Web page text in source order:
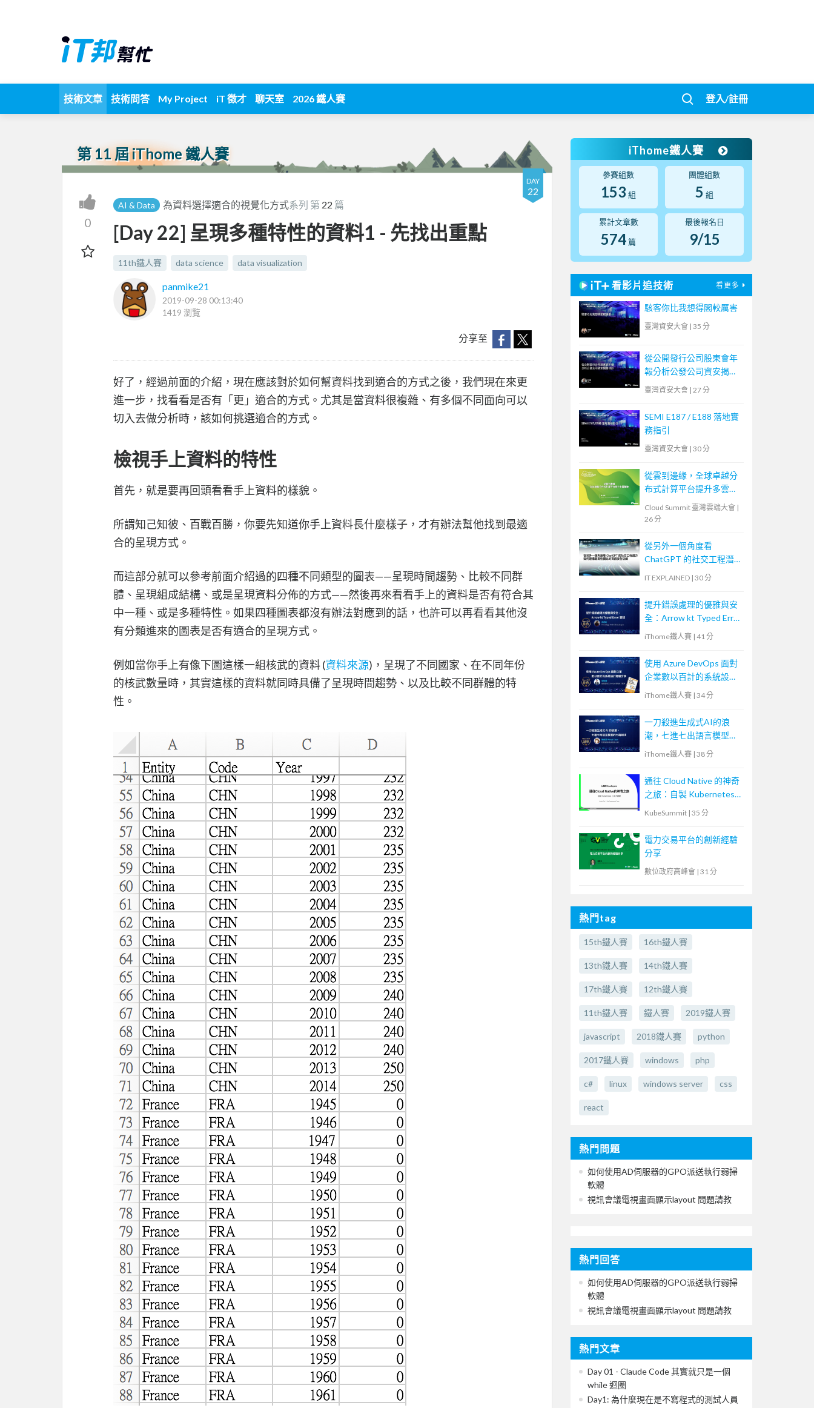
技術文章 技術問答 My Project iT 徵才 聊天室 2026 鐵人賽 登入/註冊
第 11 屆 iThome 鐵人賽
DAY
22
0
AI & Data 為資料選擇適合的視覺化方式系列 第 22 篇
[Day 22] 呈現多種特性的資料1 - 先找出重點
11th鐵人賽 data science data visualization
panmike21
2019-09-28 00:13:40
1419 瀏覽
分享至
好了，經過前面的介紹，現在應該對於如何幫資料找到適合的方式之後，我們現在來更
進一步，找看看是否有「更」適合的方式。尤其是當資料很複雜、有多個不同面向可以
切入去做分析時，該如何挑選適合的方式。
檢視手上資料的特性
首先，就是要再回頭看看手上資料的樣貌。
所謂知己知彼、百戰百勝，你要先知道你手上資料長什麼樣子，才有辦法幫他找到最適
合的呈現方式。
而這部分就可以參考前面介紹過的四種不同類型的圖表——呈現時間趨勢、比較不同群
體、呈現組成結構、或是呈現資料分佈的方式——然後再來看看手上的資料是否有符合其
中一種、或是多種特性。如果四種圖表都沒有辦法對應到的話，也許可以再看看其他沒
有分類進來的圖表是否有適合的呈現方式。
例如當你手上有像下圖這樣一組核武的資料 (資料來源)，呈現了不同國家、在不同年份
的核武數量時，其實這樣的資料就同時具備了呈現時間趨勢、以及比較不同群體的特
性。
iThome鐵人賽
參賽組數
153 組
團體組數
5 組
累計文章數
574 篇
最後報名日
9/15
看影片追技術 看更多
駭客你比我想得閣較厲害
臺灣資安大會 | 35 分
從公開發行公司股東會年
報分析公發公司資安揭露
情形
臺灣資安大會 | 27 分
SEMI E187 / E188 落地實
務指引
臺灣資安大會 | 30 分
從雲到邊緣，全球卓越分
布式計算平台提升多雲體
Cloud Summit 臺灣雲端大會 |
26 分
從另外一個角度看
ChatGPT 的社交工程潛
力—如何建構最高性價比
IT EXPLAINED | 30 分
提升錯誤處理的優雅與安
全：Arrow kt Typed Error
iThome鐵人賽 | 41 分
使用 Azure DevOps 面對
企業數以百計的系統設計
經驗分享
iThome鐵人賽 | 34 分
一刀殺進生成式AI的浪
潮，七進七出語言模型的
七路劍法
iThome鐵人賽 | 38 分
通往 Cloud Native 的神奇
之旅：自製 Kubernetes
KubeSummit | 35 分
電力交易平台的創新經驗
分享
數位政府高峰會 | 31 分
熱門tag
15th鐵人賽 16th鐵人賽
13th鐵人賽 14th鐵人賽
17th鐵人賽 12th鐵人賽
11th鐵人賽 鐵人賽 2019鐵人賽
javascript 2018鐵人賽 python
2017鐵人賽 windows php
c# linux windows server css
react
熱門問題
如何使用AD伺服器的GPO派送執行弱掃
軟體
視訊會議電視畫面顯示layout 問題請教
熱門回答
如何使用AD伺服器的GPO派送執行弱掃
軟體
視訊會議電視畫面顯示layout 問題請教
熱門文章
Day 01 - Claude Code 其實就只是一個
while 迴圈
Day1: 為什麼現在是不寫程式的測試人員